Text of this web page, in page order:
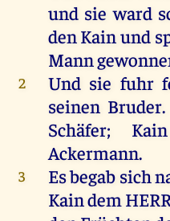
und sie ward
denKainund
Mann
2 Und sie fuhr
seinen Bruder
Schäfer; Kain
Ackermann.
3 Es begab sich
Kaindem